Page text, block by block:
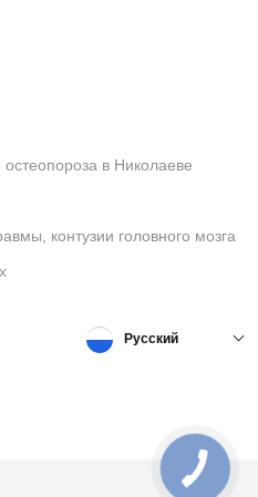
в Николаеве
контузии головного мозга
Русский